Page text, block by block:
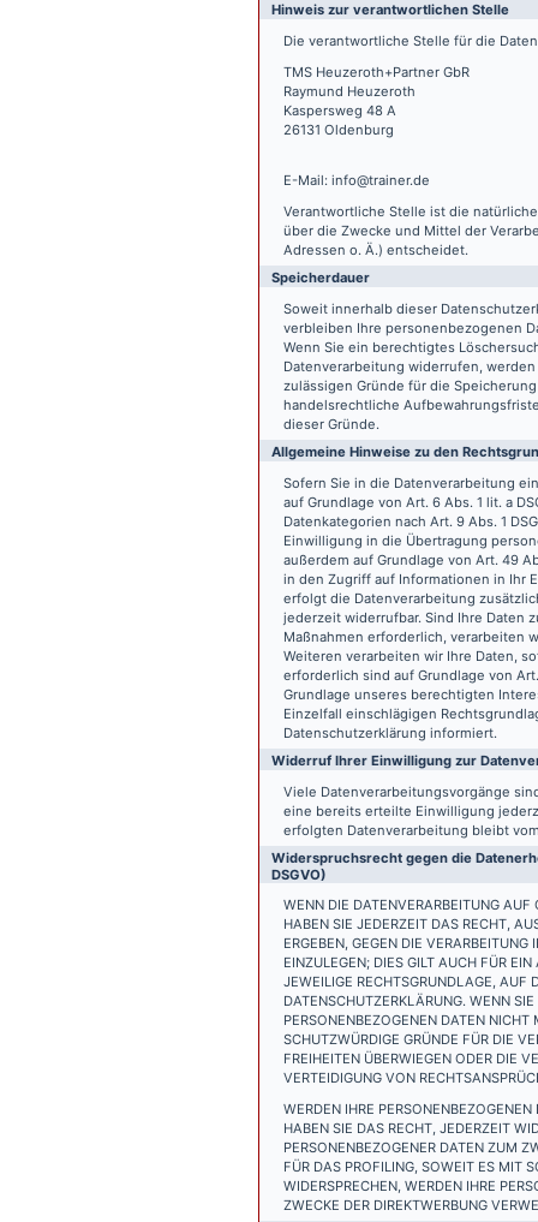
Hinweis zur verantwortlichen Stelle
Die verantwortliche Stelle für die
TMS Heuzeroth+Partner GbR
Raymund Heuzeroth
Kaspersweg 48 A
26131 Oldenburg
E-Mail: info@trainer.de
Verantwortliche Stelle ist die
über die Zwecke und Mittel der
Adressen o. Ä.) entscheidet.
Speicherdauer
Soweit innerhalb dieser
verbleiben Ihre personenbezogenen
Wenn Sie ein berechtigtes
Datenverarbeitung widerrufen,
zulässigen Gründe für die
handelsrechtliche
dieser Gründe.
Allgemeine Hinweise zu den
Sofern Sie in die Datenverarbeitung
auf Grundlage von Art. 6 Abs. 1 lit. a
Datenkategorien nach Art. 9 Abs. 1
Einwilligung in die Übertragung
außerdem auf Grundlage von Art. 49
in den Zugriff auf Informationen in Ihr
erfolgt die Datenverarbeitung
jederzeit widerrufbar. Sind Ihre Daten
Maßnahmen erforderlich, verarbeiten
Weiteren verarbeiten wir Ihre Daten,
erforderlich sind auf Grundlage von
Grundlage unseres berechtigten
Einzelfall einschlägigen
Datenschutzerklärung informiert.
Widerruf Ihrer Einwilligung zur
Viele Datenverarbeitungsvorgänge
eine bereits erteilte Einwilligung
erfolgten Datenverarbeitung bleibt
Widerspruchsrecht gegen die
DSGVO)
WENN DIE DATENVERARBEITUNG
HABEN SIE JEDERZEIT DAS RECHT,
ERGEBEN, GEGEN DIE
EINZULEGEN; DIES GILT AUCH FÜR
JEWEILIGE RECHTSGRUNDLAGE, AUF
DATENSCHUTZERKLÄRUNG. WENN
PERSONENBEZOGENEN DATEN
SCHUTZWÜRDIGE GRÜNDE FÜR DIE
FREIHEITEN ÜBERWIEGEN ODER DIE
VERTEIDIGUNG VON
WERDEN IHRE
HABEN SIE DAS RECHT, JEDERZEIT
PERSONENBEZOGENER DATEN ZUM
FÜR DAS PROFILING, SOWEIT ES MIT
WIDERSPRECHEN, WERDEN IHRE
ZWECKE DER DIREKTWERBUNG